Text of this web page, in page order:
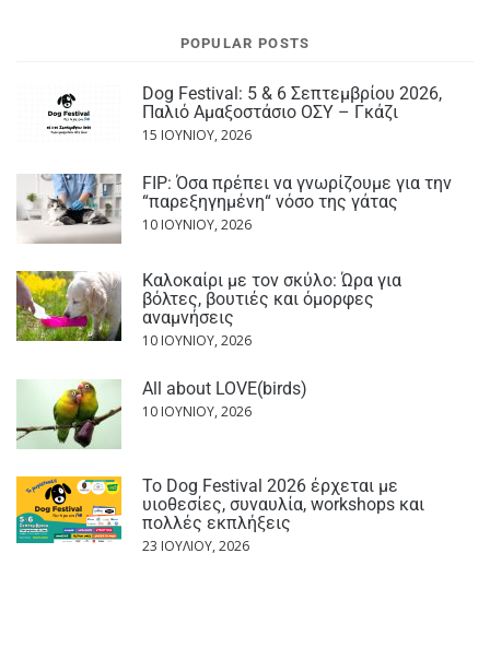
POPULAR POSTS
Dog Festival: 5 & 6 Σεπτεμβρίου 2026,
Παλιό Αμαξοστάσιο ΟΣΥ – Γκάζι
15 ΙΟΥΝΊΟΥ, 2026
FIP: Όσα πρέπει να γνωρίζουμε για την
“παρεξηγημένη“ νόσο της γάτας
10 ΙΟΥΝΊΟΥ, 2026
Καλοκαίρι με τον σκύλο: Ώρα για
βόλτες, βουτιές και όμορφες
αναμνήσεις
10 ΙΟΥΝΊΟΥ, 2026
All about LOVE(birds)
10 ΙΟΥΝΊΟΥ, 2026
Το Dog Festival 2026 έρχεται με
υιοθεσίες, συναυλία, workshops και
πολλές εκπλήξεις
23 ΙΟΥΛΊΟΥ, 2026